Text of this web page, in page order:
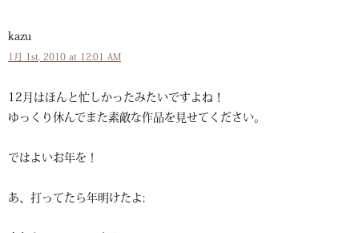
kazu
1月 1st, 2010 at 12:01 AM
12月はほんと忙しかったみたいですよね！
ゆっくり休んでまた素敵な作品を見せてください。
ではよいお年を！
あ、打ってたら年明けたよ;